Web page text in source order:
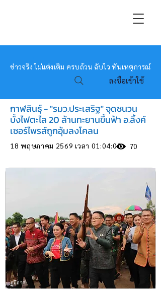
หมอข่าว
ข่าวจริง ไม่แต่งเติม ครบถ้วน ฉับไว ทันเหตุการณ์
ลงชื่อเข้าใช้
กาฬสินธุ์ - "รมว.ประเสริฐ" จุดชนวน
บั้งไฟตะไล 20 ล้านทะยานขึ้นฟ้า อ.ลิ้งค์
เซอร์ไพรส์ถูกอุ้มลงโคลน
18 พฤษภาคม 2569 เวลา 01:04:00 70
ภูมิภาค